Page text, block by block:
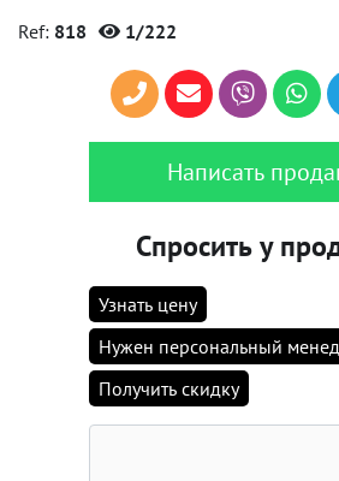
Ref: 818 1/222
Написать
Спросить у
Узнать цену
Нужен персональный
Получить скидку